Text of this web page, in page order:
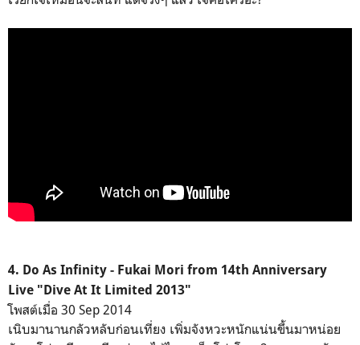
4. Do As Infinity - Fukai Mori from 14th Anniversary
Live "Dive At It Limited 2013"
โพสต์เมื่อ 30 Sep 2014
เนิบมานานกลัวหลับก่อนเที่ยง เพิ่มจังหวะหนักแน่นขึ้นมาหน่อย